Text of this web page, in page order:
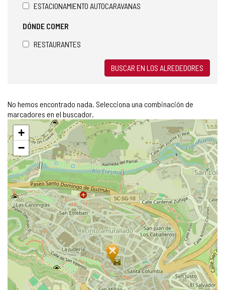
ESTACIONAMIENTO AUTOCARAVANAS
DÓNDE COMER
RESTAURANTES
BUSCAR EN LOS ALREDEDORES
No hemos encontrado nada. Selecciona una combinación de
marcadores en el buscador.
Saltar
mapa
+
−